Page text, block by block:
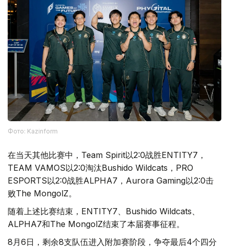
Фото: Kazinform
在当天其他比赛中，Team Spirit以2:0战胜ENTITY7，
TEAM VAMOS以2:0淘汰Bushido Wildcats，PRO
ESPORTS以2:0战胜ALPHA7，Aurora Gaming以2:0击
败The MongolZ。
随着上述比赛结束，ENTITY7、Bushido Wildcats、
ALPHA7和The MongolZ结束了本届赛事征程。
8月6日，剩余8支队伍进入附加赛阶段，争夺最后4个四分